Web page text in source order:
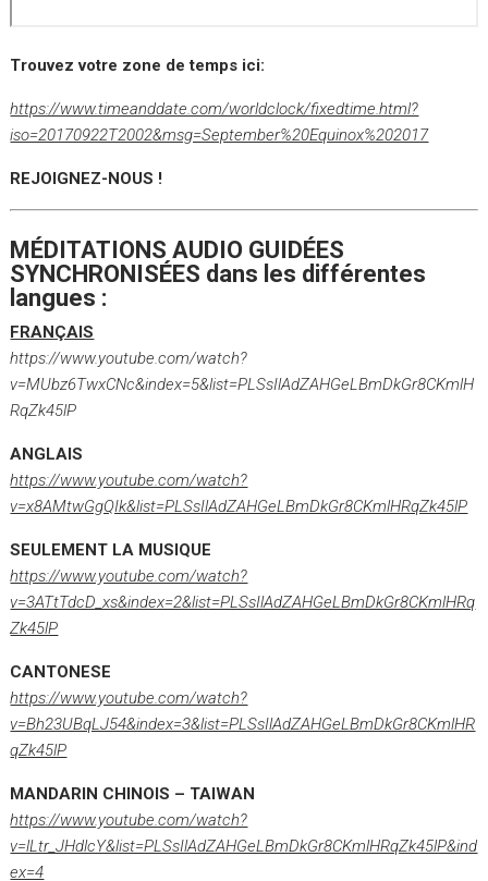
Trouvez votre zone de temps ici:
https://www.timeanddate.com/worldclock/fixedtime.html?
iso=20170922T2002&msg=September%20Equinox%202017
REJOIGNEZ-NOUS !
MÉDITATIONS AUDIO GUIDÉES
SYNCHRONISÉES dans les différentes
langues :
FRANÇAIS
https://www.youtube.com/watch?
v=MUbz6TwxCNc&index=5&list=PLSsIlAdZAHGeLBmDkGr8CKmlH
RqZk45lP
ANGLAIS
https://www.youtube.com/watch?
v=x8AMtwGgQIk&list=PLSsIlAdZAHGeLBmDkGr8CKmlHRqZk45lP
SEULEMENT LA MUSIQUE
https://www.youtube.com/watch?
v=3ATtTdcD_xs&index=2&list=PLSsIlAdZAHGeLBmDkGr8CKmlHRq
Zk45lP
CANTONESE
https://www.youtube.com/watch?
v=Bh23UBqLJ54&index=3&list=PLSsIlAdZAHGeLBmDkGr8CKmlHR
qZk45lP
MANDARIN CHINOIS – TAIWAN
https://www.youtube.com/watch?
v=lLtr_JHdlcY&list=PLSsIlAdZAHGeLBmDkGr8CKmlHRqZk45lP&ind
ex=4